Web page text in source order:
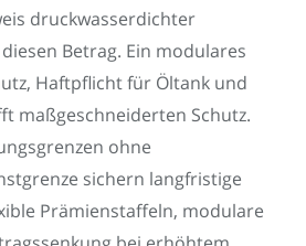
druckwasserdichter
Betrag. Ein modulares
Haftpflicht für Öltank und
maßgeschneiderten Schutz.
ohne
sichern langfristige
Prämienstaffeln, modulare